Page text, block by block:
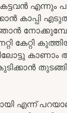
കാപ്പി
ഞാൻ
കേറ്റി
കാണാം
എന്ന്